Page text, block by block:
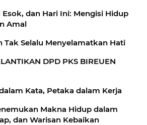
dan Hari Ini: Mengisi Hidup
Amal
Tak Selalu Menyelamatkan Hati
DPD PKS BIREUEN
Kata, Petaka dalam Kerja
Makna Hidup dalam
dan Warisan Kebaikan